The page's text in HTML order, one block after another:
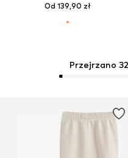
Od 139,90 zł
Przejrzano